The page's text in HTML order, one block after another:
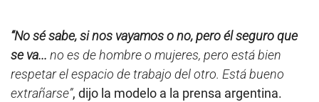
“No sé sabe, si nos vayamos o no, pero él seguro que
se va... no es de hombre o mujeres, pero está bien
respetar el espacio de trabajo del otro. Está bueno
extrañarse”, dijo la modelo a la prensa argentina.